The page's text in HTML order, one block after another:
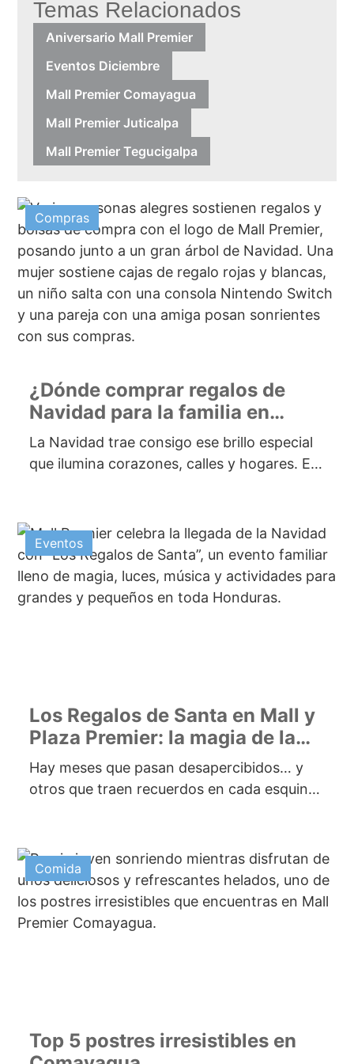
Temas Relacionados
Aniversario Mall Premier
Eventos Diciembre
Mall Premier Comayagua
Mall Premier Juticalpa
Mall Premier Tegucigalpa
Compras
¿Dónde comprar regalos de
Navidad para la familia en
Honduras?
La Navidad trae consigo ese brillo especial
que ilumina corazones, calles y hogares. Es
Eventos
Los Regalos de Santa en Mall y
Plaza Premier: la magia de la
Navidad comienza en
noviembre
Hay meses que pasan desapercibidos… y
otros que traen recuerdos en cada esquina.
Comida
Top 5 postres irresistibles en